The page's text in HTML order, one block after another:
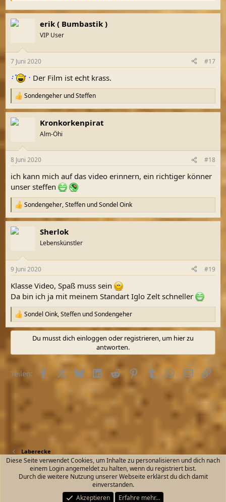
erik ( Bumbastik )
VIP User
7 Juni 2020 #17
Der Film ist echt krass.
R
e
a
k
e
:
Sondengeher undSteffen
Kronkorkenpirat
Alm-Öhi
8 Juni 2020 #18
ich kann mich auf das video erinnern, ein richtiger könner
unser steffen
R
e
a
k
e
:
Sondengeher,Steffen undSondel Oink
Sherlok
Lebenskünstler
9 Juni 2020 #19
Klasse Video, Spaß muss sein
Da bin ich ja mit meinem Standart Iglo Zelt schneller
R
e
a
i
n
Sondel Oink,Steffen undSondengeher
Du musst dich einloggen oder registrieren, um hier zu
antworten.
Teilen: FacebookX (Twitter)
BlueskyLinkedIn
Reddit PinterestTumblrWhatsApp
E-MailLink
Laberecke
Kontakt Nutzungsbedingungen
Datenschutz
Start
R
S
®
Diese Seite verwendet Cookies, um Inhalte zu personalisieren und dich nach
einem Login angemeldet zu halten, wenn du registriert bist.
Durch die weitere Nutzung unserer Webseite erklärst du dich damit
einverstanden.
Akzeptieren
Erfahre mehr…